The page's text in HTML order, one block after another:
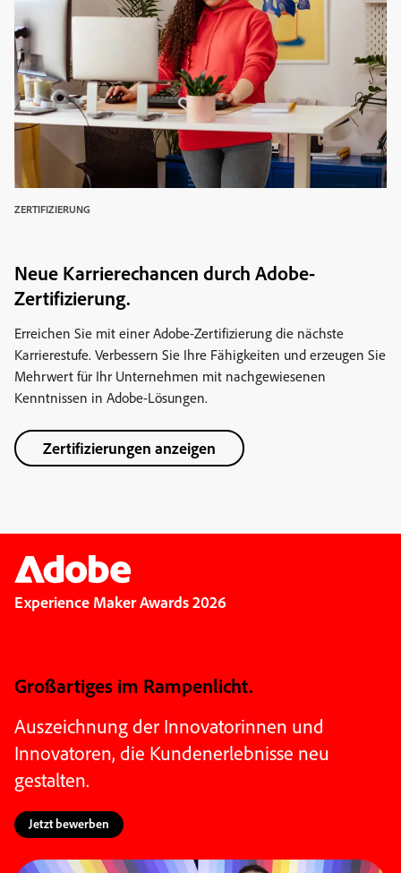
ZERTIFIZIERUNG
Neue Karrierechancen durch Adobe-
Zertifizierung.
Erreichen Sie mit einer Adobe-Zertifizierung die nächste
Karrierestufe. Verbessern Sie Ihre Fähigkeiten und erzeugen Sie
Mehrwert für Ihr Unternehmen mit nachgewiesenen
Kenntnissen in Adobe-Lösungen.
Zertifizierungen anzeigen
Experience Maker Awards 2026
Großartiges im Rampenlicht.
Auszeichnung der Innovatorinnen und
Innovatoren, die Kundenerlebnisse neu
gestalten.
Jetzt bewerben